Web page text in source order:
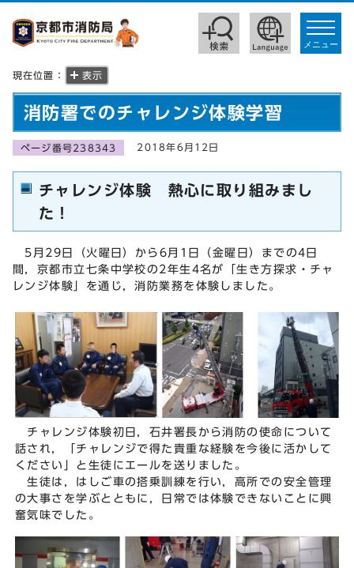
toggle
メニュー
現在位置： 表示
消防署でのチャレンジ体験学習
ページ番号238343 2018年6月12日
チャレンジ体験 熱心に取り組みまし
た！
5月29日（火曜日）から6月1日（金曜日）までの4日
間，京都市立七条中学校の2年生4名が「生き方探求・チャ
レンジ体験」を通じ，消防業務を体験しました。
チャレンジ体験初日，石井署長から消防の使命について
話され，「チャレンジで得た貴重な経験を今後に活かして
ください」と生徒にエールを送りました。
生徒は，はしご車の搭乗訓練を行い，高所での安全管理
の大事さを学ぶとともに，日常では体験できないことに興
奮気味でした。